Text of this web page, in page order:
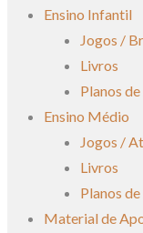
Ensino Infantil
Jogos /
Livros
Planos
Ensino Médio
Jogos /
Livros
Planos
Material de